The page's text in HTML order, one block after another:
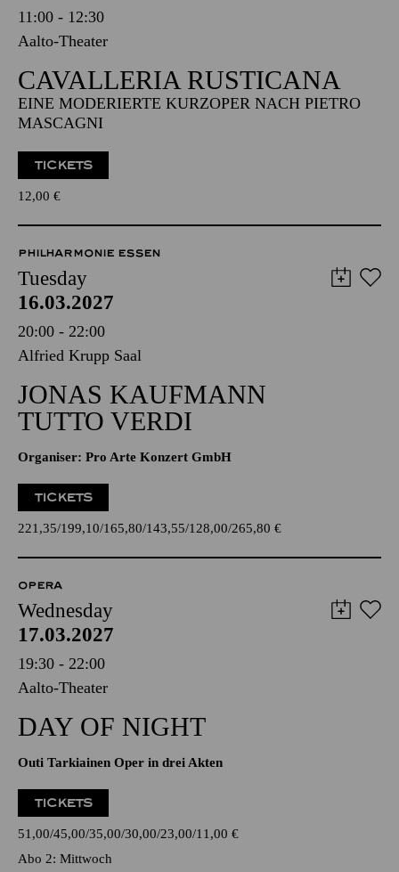
11:00 - 12:30
Aalto-Theater
CAVALLERIA RUSTICANA
EINE MODERIERTE KURZOPER NACH PIETRO
MASCAGNI
TICKETS
12,00 €
PHILHARMONIE ESSEN
Tuesday
16.03.2027
20:00 - 22:00
Alfried Krupp Saal
JONAS KAUFMANN
TUTTO VERDI
Organiser: Pro Arte Konzert GmbH
TICKETS
221,35 199,10 165,80 143,55 128,00 265,80 €
OPERA
Wednesday
17.03.2027
19:30 - 22:00
Aalto-Theater
DAY OF NIGHT
Outi Tarkiainen Oper in drei Akten
TICKETS
51,00 45,00 35,00 30,00 23,00 11,00 €
Abo 2: Mittwoch